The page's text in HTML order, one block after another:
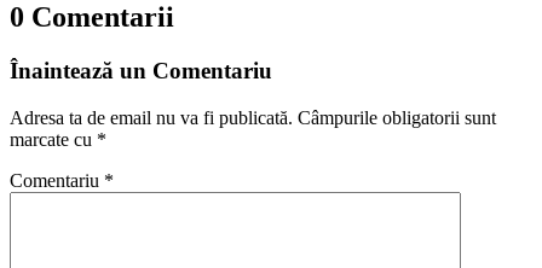
0 Comentarii
Înaintează un Comentariu
Adresa ta de email nu va fi publicată. Câmpurile obligatorii sunt
marcate cu *
Comentariu *